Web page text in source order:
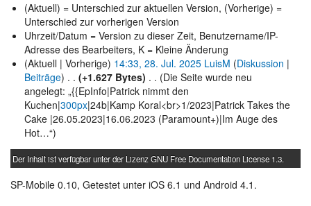
(Aktuell) = Unterschied zur aktuellen Version, (Vorherige) =
Unterschied zur vorherigen Version
Uhrzeit/Datum = Version zu dieser Zeit, Benutzername/IP-
Adresse des Bearbeiters, K = Kleine Änderung
(Aktuell | Vorherige) 14:33, 28. Jul. 2025 LuisM (Diskussion |
Beiträge) ‎ . . (+1.627 Bytes) ‎ . . (Die Seite wurde neu
angelegt: „{{EpInfo|Patrick nimmt den
Kuchen|300px|24b|Kamp Koral<br>1/2023|Patrick Takes the
Cake |26.05.2023|16.06.2023 (Paramount+)|Im Auge des
Hot…“)
Der Inhalt ist verfügbar unter der LizenzGNU Free Documentation License 1.3.
SP-Mobile 0.10, Getestet unter iOS 6.1 und Android 4.1.